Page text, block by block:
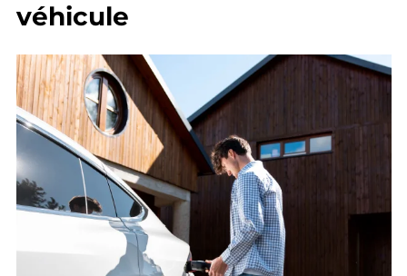
véhicule